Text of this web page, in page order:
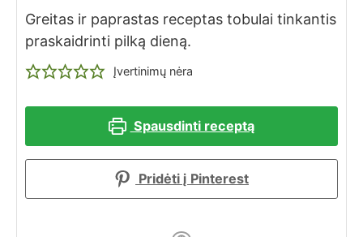
Greitas ir paprastas receptas tobulai tinkantis
praskaidrinti pilką dieną.
Įvertinimų nėra
Spausdinti receptą
Pridėti į Pinterest